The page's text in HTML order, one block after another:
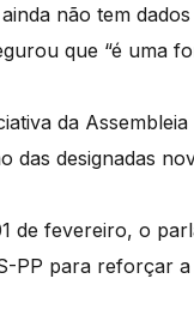
não tem
que “é uma
da
das designadas
de fevereiro, o
PP para reforçar